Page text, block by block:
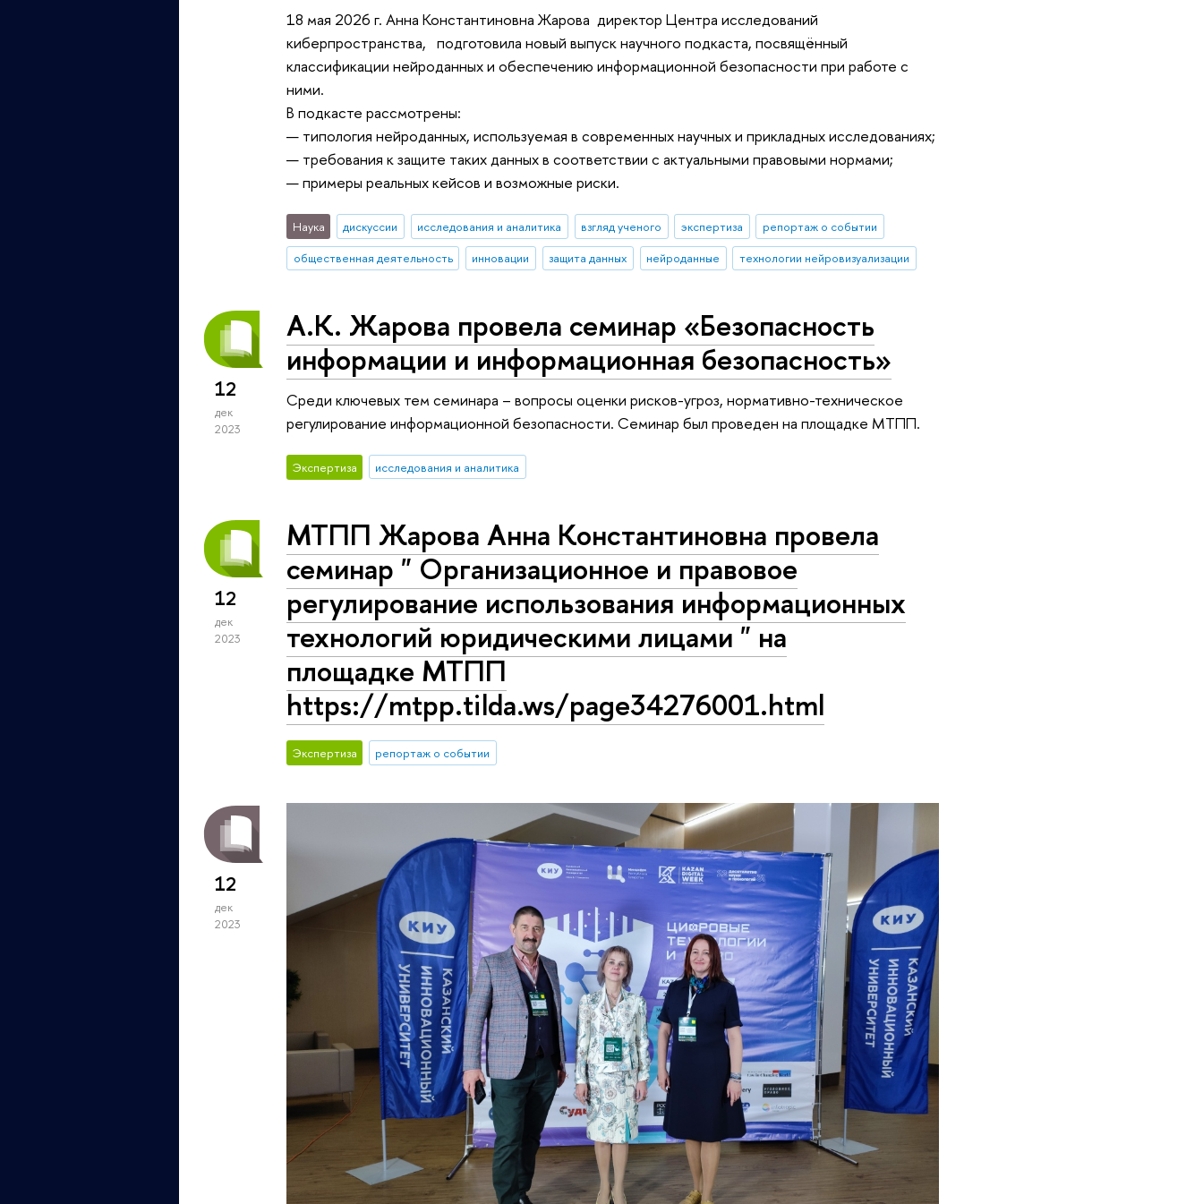
18 мая 2026 г. Анна Константиновна Жарова директор Центра исследований
киберпространства, подготовила новый выпуск научного подкаста, посвящённый
классификации нейроданных и обеспечению информационной безопасности при работе с
ними.
В подкасте рассмотрены:
— типология нейроданных, используемая в современных научных и прикладных исследованиях;
— требования к защите таких данных в соответствии с актуальными правовыми нормами;
— примеры реальных кейсов и возможные риски.
Наука дискуссии исследования и аналитика взгляд ученого экспертиза
репортаж о событии
общественная деятельность
инновации защита данных нейроданные технологии нейровизуализации
12
дек
2023
А.К. Жарова провела семинар «Безопасность
информации и информационная безопасность»
Среди ключевых тем семинара – вопросы оценки рисков-угроз, нормативно-техническое
регулирование информационной безопасности. Семинар был проведен на площадке МТПП.
Экспертиза исследования и аналитика
12
дек
2023
МТПП Жарова Анна Константиновна провела
семинар " Организационное и правовое
регулирование использования информационных
технологий юридическими лицами " на
площадке МТПП
https://mtpp.tilda.ws/page34276001.html
Экспертиза репортаж о событии
12
дек
2023